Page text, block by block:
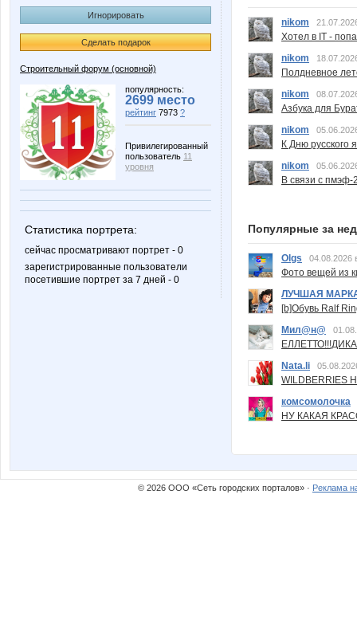
Игнорировать
Сделать подарок
Строительный форум (основной)
популярность:
2699 место
рейтинг 7973 ?
Привилегированный
пользователь 11
уровня
Статистика портрета:
сейчас просматривают портрет - 0
зарегистрированные пользователи
посетившие портрет за 7 дней - 0
nikom
Хотел в IT -
nikom
Полдневное
nikom
Азбука для
nikom
К Дню русского
nikom
В связи с пмэф-
Популярные за
Olgs 04.08.2026
Фото вещей из
ЛУЧШАЯ
[b]Обувь Ralf
Мил@н@
Nata.li
комсомолочка
НУ КАКАЯ
© 2026 ООО «Сеть городских порталов» · Реклама